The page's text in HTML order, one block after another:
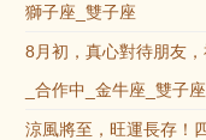
獅子座_雙子座
8月初，真心對待朋友
_合作中_金牛座_雙子座
涼風將至，旺運長存！